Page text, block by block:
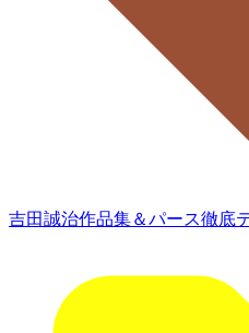
吉田誠治作品集＆パース徹底